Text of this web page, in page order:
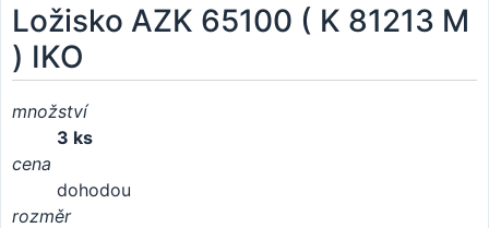
Ložisko AZK 65100 ( K 81213 M
) IKO
množství
3 ks
cena
dohodou
rozměr